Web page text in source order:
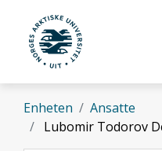
Gå til hovedinnhold
UiT Norges
Enheten
Ansatte
Lubomir Todorov